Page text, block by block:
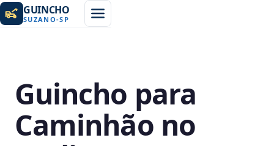
GUINCHO
SUZANO-SP
Guincho para
Caminhão no